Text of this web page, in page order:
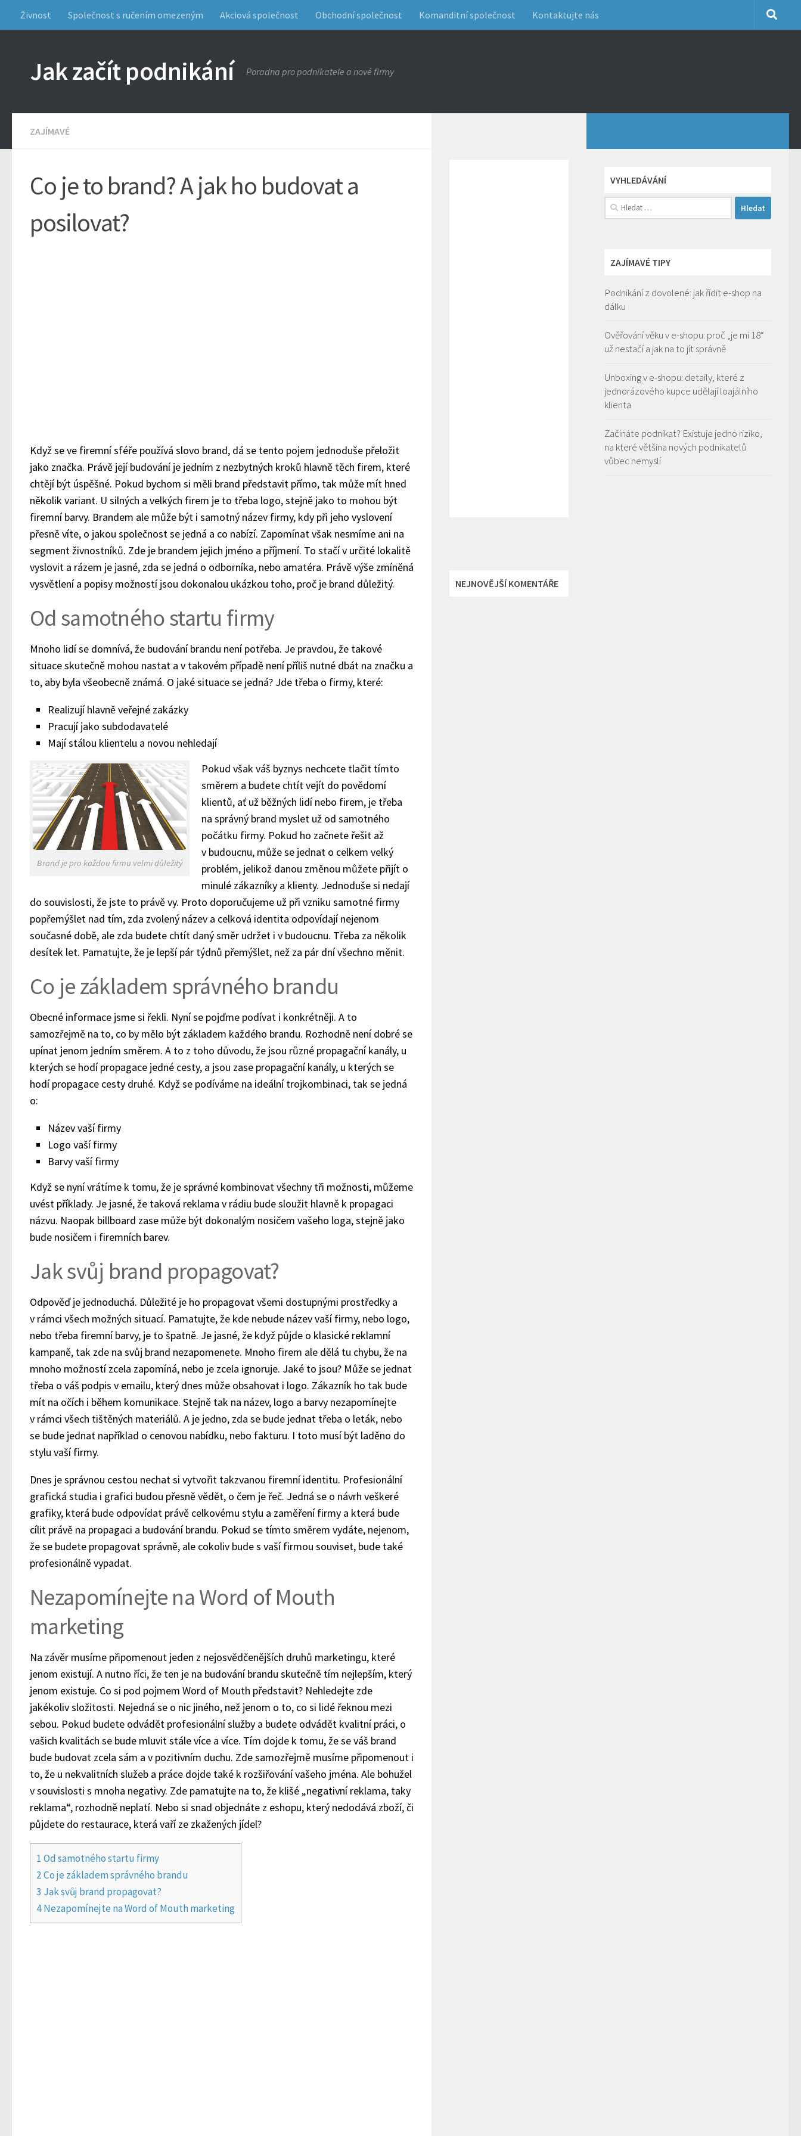
Živnost Společnost s ručením omezeným Akciová společnost Obchodní společnost Komanditní společnost Kontaktujte nás
Jak začít podnikání Poradna pro podnikatele a nové firmy
ZAJÍMAVÉ
Co je to brand? A jak ho budovat a
posilovat?
Když se ve firemní sféře používá slovo brand, dá se tento pojem jednoduše přeložit
jako značka. Právě její budování je jedním z nezbytných kroků hlavně těch firem, které
chtějí být úspěšné. Pokud bychom si měli brand představit přímo, tak může mít hned
několik variant. U silných a velkých firem je to třeba logo, stejně jako to mohou být
firemní barvy. Brandem ale může být i samotný název firmy, kdy při jeho vyslovení
přesně víte, o jakou společnost se jedná a co nabízí. Zapomínat však nesmíme ani na
segment živnostníků. Zde je brandem jejich jméno a příjmení. To stačí v určité lokalitě
vyslovit a rázem je jasné, zda se jedná o odborníka, nebo amatéra. Právě výše zmíněná
vysvětlení a popisy možností jsou dokonalou ukázkou toho, proč je brand důležitý.
Od samotného startu firmy
Mnoho lidí se domnívá, že budování brandu není potřeba. Je pravdou, že takové
situace skutečně mohou nastat a v takovém případě není příliš nutné dbát na značku a
to, aby byla všeobecně známá. O jaké situace se jedná? Jde třeba o firmy, které:
Realizují hlavně veřejné zakázky
Pracují jako subdodavatelé
Mají stálou klientelu a novou nehledají
Brand je pro každou firmu velmi důležitý
Pokud však váš byznys nechcete tlačit tímto
směrem a budete chtít vejít do povědomí
klientů, ať už běžných lidí nebo firem, je třeba
na správný brand myslet už od samotného
počátku firmy. Pokud ho začnete řešit až
v budoucnu, může se jednat o celkem velký
problém, jelikož danou změnou můžete přijít o
minulé zákazníky a klienty. Jednoduše si nedají
do souvislosti, že jste to právě vy. Proto doporučujeme už při vzniku samotné firmy
popřemýšlet nad tím, zda zvolený název a celková identita odpovídají nejenom
současné době, ale zda budete chtít daný směr udržet i v budoucnu. Třeba za několik
desítek let. Pamatujte, že je lepší pár týdnů přemýšlet, než za pár dní všechno měnit.
Co je základem správného brandu
Obecné informace jsme si řekli. Nyní se pojďme podívat i konkrétněji. A to
samozřejmě na to, co by mělo být základem každého brandu. Rozhodně není dobré se
upínat jenom jedním směrem. A to z toho důvodu, že jsou různé propagační kanály, u
kterých se hodí propagace jedné cesty, a jsou zase propagační kanály, u kterých se
hodí propagace cesty druhé. Když se podíváme na ideální trojkombinaci, tak se jedná
o:
Název vaší firmy
Logo vaší firmy
Barvy vaší firmy
Když se nyní vrátíme k tomu, že je správné kombinovat všechny tři možnosti, můžeme
uvést příklady. Je jasné, že taková reklama v rádiu bude sloužit hlavně k propagaci
názvu. Naopak billboard zase může být dokonalým nosičem vašeho loga, stejně jako
bude nosičem i firemních barev.
Jak svůj brand propagovat?
Odpověď je jednoduchá. Důležité je ho propagovat všemi dostupnými prostředky a
v rámci všech možných situací. Pamatujte, že kde nebude název vaší firmy, nebo logo,
nebo třeba firemní barvy, je to špatně. Je jasné, že když půjde o klasické reklamní
kampaně, tak zde na svůj brand nezapomenete. Mnoho firem ale dělá tu chybu, že na
mnoho možností zcela zapomíná, nebo je zcela ignoruje. Jaké to jsou? Může se jednat
třeba o váš podpis v emailu, který dnes může obsahovat i logo. Zákazník ho tak bude
mít na očích i během komunikace. Stejně tak na název, logo a barvy nezapomínejte
v rámci všech tištěných materiálů. A je jedno, zda se bude jednat třeba o leták, nebo
se bude jednat například o cenovou nabídku, nebo fakturu. I toto musí být laděno do
stylu vaší firmy.
Dnes je správnou cestou nechat si vytvořit takzvanou firemní identitu. Profesionální
grafická studia i grafici budou přesně vědět, o čem je řeč. Jedná se o návrh veškeré
grafiky, která bude odpovídat právě celkovému stylu a zaměření firmy a která bude
cílit právě na propagaci a budování brandu. Pokud se tímto směrem vydáte, nejenom,
že se budete propagovat správně, ale cokoliv bude s vaší firmou souviset, bude také
profesionálně vypadat.
Nezapomínejte na Word of Mouth
marketing
Na závěr musíme připomenout jeden z nejosvědčenějších druhů marketingu, které
jenom existují. A nutno říci, že ten je na budování brandu skutečně tím nejlepším, který
jenom existuje. Co si pod pojmem Word of Mouth představit? Nehledejte zde
jakékoliv složitosti. Nejedná se o nic jiného, než jenom o to, co si lidé řeknou mezi
sebou. Pokud budete odvádět profesionální služby a budete odvádět kvalitní práci, o
vašich kvalitách se bude mluvit stále více a více. Tím dojde k tomu, že se váš brand
bude budovat zcela sám a v pozitivním duchu. Zde samozřejmě musíme připomenout i
to, že u nekvalitních služeb a práce dojde také k rozšiřování vašeho jména. Ale bohužel
v souvislosti s mnoha negativy. Zde pamatujte na to, že klišé „negativní reklama, taky
reklama“, rozhodně neplatí. Nebo si snad objednáte z eshopu, který nedodává zboží, či
půjdete do restaurace, která vaří ze zkažených jídel?
1 Od samotného startu firmy
2Co je základem správného brandu
3 Jak svůj brand propagovat?
4Nezapomínejte na Word of Mouth marketing
VYHLEDÁVÁNÍ
Vyhledávání
ZAJÍMAVÉ TIPY
Podnikání z dovolené: jak řídit e-shop na
dálku
Ověřování věku v e-shopu: proč „je mi 18“
už nestačí a jak na to jít správně
Unboxing v e-shopu: detaily, které z
jednorázového kupce udělají loajálního
klienta
Začínáte podnikat? Existuje jedno riziko,
na které většina nových podnikatelů
vůbec nemyslí
NEJNOVĚJŠÍ KOMENTÁŘE